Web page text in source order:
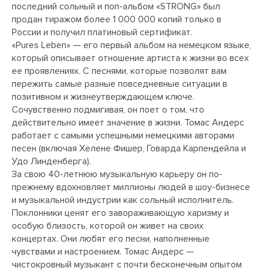
последний сольный и поп-альбом «STRONG» был
продан тиражом более 1 000 000 копий только в
России и получил платиновый сертификат.
«Pures Leben» — его первый альбом на немецком языке,
который описывает отношение артиста к жизни во всех
ее проявлениях. С песнями, которые позволят вам
пережить самые разные повседневные ситуации в
позитивном и жизнеутверждающем ключе.
Сочувственно подмигивая, он поет о том, что
действительно имеет значение в жизни. Томас Андерс
работает с самыми успешными немецкими авторами
песен (включая Хелене Фишер, Говарда Карпендейла и
Удо Линденберга).
За свою 40-летнюю музыкальную карьеру он по-
прежнему вдохновляет миллионы людей в шоу-бизнесе
и музыкальной индустрии как сольный исполнитель.
Поклонники ценят его завораживающую харизму и
особую близость, которой он живет на своих
концертах. Они любят его песни, наполненные
чувствами и настроением. Томас Андерс —
чистокровный музыкант с почти бесконечным опытом